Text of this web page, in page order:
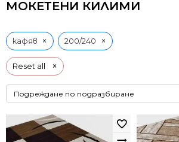
МОКЕТЕНИ КИЛИМИ
Reset all ×
кафяв × 200/240 ×